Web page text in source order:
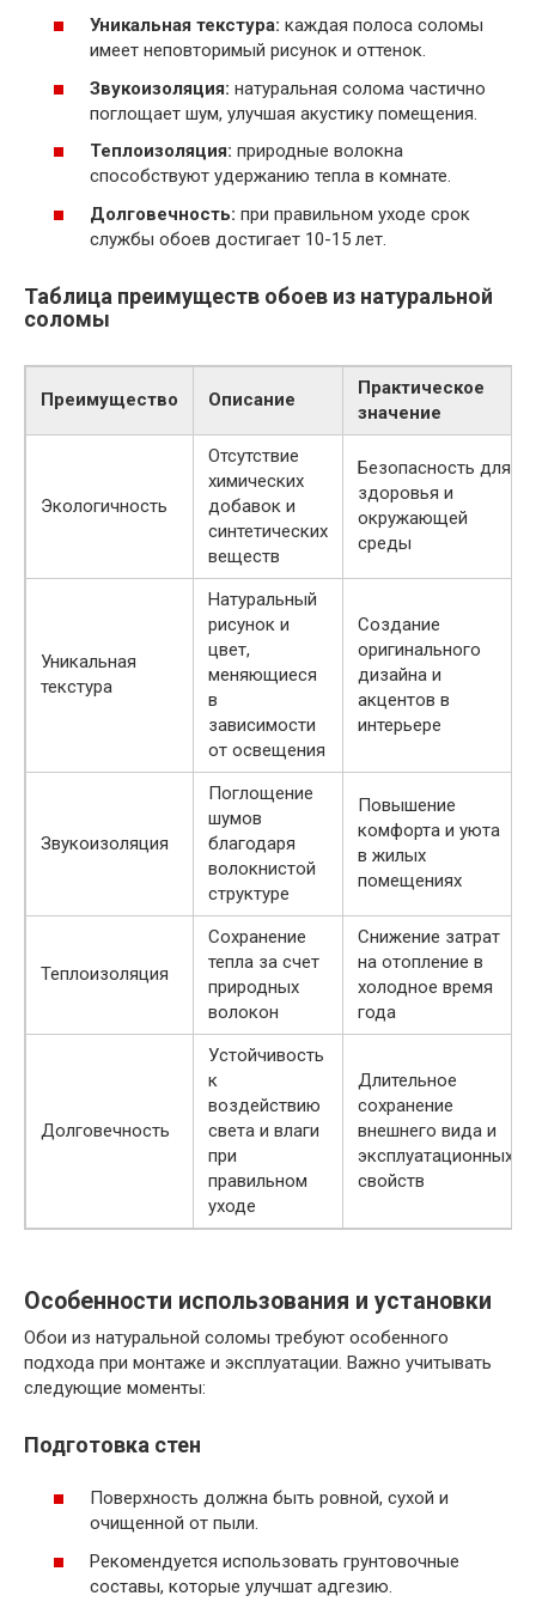
Уникальная текстура: каждая полоса соломы
имеет неповторимый рисунок и оттенок.
Звукоизоляция: натуральная солома частично
поглощает шум, улучшая акустику помещения.
Теплоизоляция: природные волокна
способствуют удержанию тепла в комнате.
Долговечность: при правильном уходе срок
службы обоев достигает 10-15 лет.
Таблица преимуществ обоев из натуральной
соломы
Преимущество Описание
Практическое
значение
Экологичность
Отсутствие
химических
добавок и
синтетических
веществ
Безопасность для
здоровья и
окружающей
среды
Уникальная
текстура
Натуральный
рисунок и
цвет,
меняющиеся
в
зависимости
от освещения
Создание
оригинального
дизайна и
акцентов в
интерьере
Звукоизоляция
Поглощение
шумов
благодаря
волокнистой
структуре
Повышение
комфорта и уюта
в жилых
помещениях
Теплоизоляция
Сохранение
тепла за счет
природных
волокон
Снижение затрат
на отопление в
холодное время
года
Долговечность
Устойчивость
к
воздействию
света и влаги
при
правильном
уходе
Длительное
сохранение
внешнего вида и
эксплуатационных
свойств
Особенности использования и установки
Обои из натуральной соломы требуют особенного
подхода при монтаже и эксплуатации. Важно учитывать
следующие моменты:
Подготовка стен
Поверхность должна быть ровной, сухой и
очищенной от пыли.
Рекомендуется использовать грунтовочные
составы, которые улучшат адгезию.